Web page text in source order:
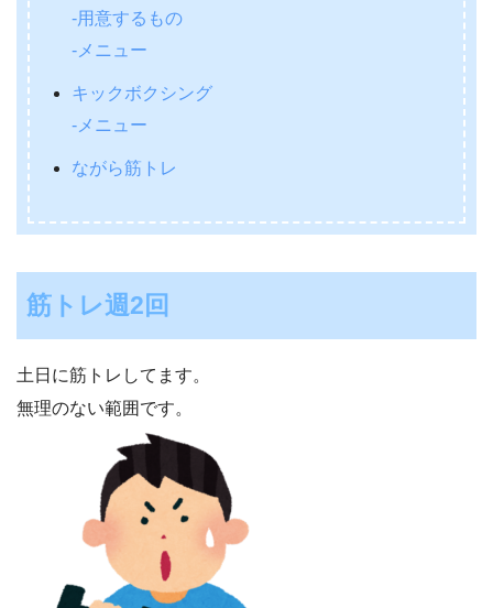
-用意するもの
-メニュー
キックボクシング
-メニュー
ながら筋トレ
筋トレ週2回
土日に筋トレしてます。
無理のない範囲です。